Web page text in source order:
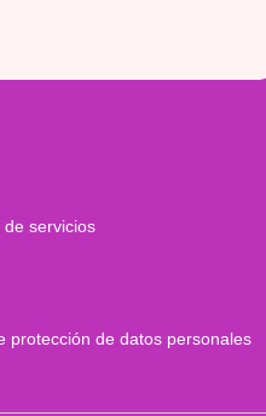
de servicios
protección de datos personales